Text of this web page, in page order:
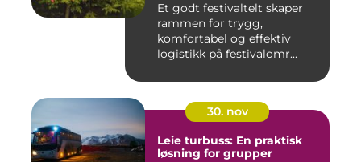
Et godt festivaltelt skaper
rammen for trygg,
komfortabel og effektiv
logistikk på festivalomr...
30. nov
Leie turbuss: En praktisk
løsning for grupper